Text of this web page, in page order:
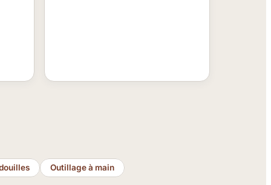
Outillage à main